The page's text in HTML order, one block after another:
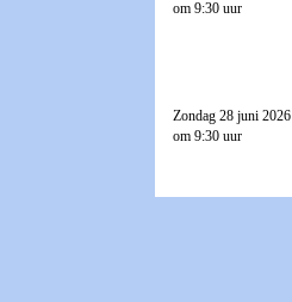
om 9:30 uur
Zondag 28 juni 2026
om 9:30 uur